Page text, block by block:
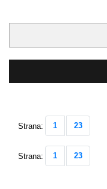
Strana: 1 23
Strana: 1 23